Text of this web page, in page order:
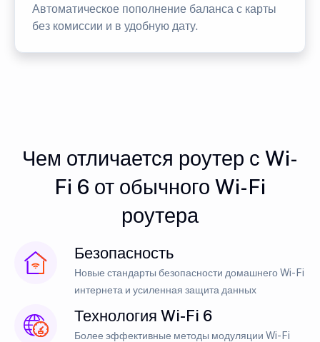
Автоматическое пополнение баланса с карты
без комиссии и в удобную дату.
Чем отличается роутер с Wi-
Fi 6 от обычного Wi-Fi
роутера
Безопасность
Новые стандарты безопасности домашнего Wi-Fi
интернета и усиленная защита данных
Технология Wi-Fi 6
Более эффективные методы модуляции Wi-Fi